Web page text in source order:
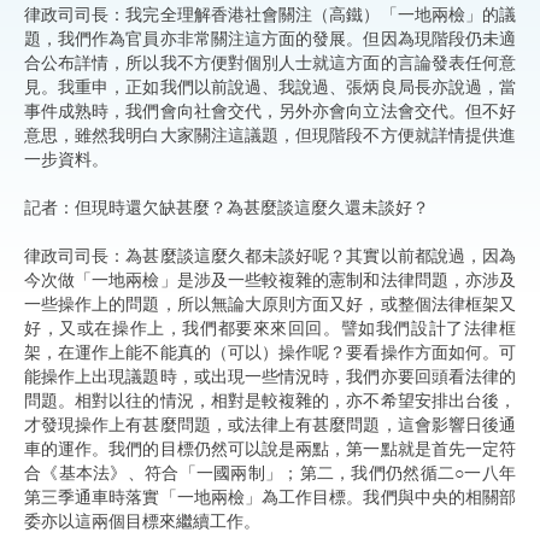
律政司司長：我完全理解香港社會關注（高鐵）「一地兩檢」的議
題，我們作為官員亦非常關注這方面的發展。但因為現階段仍未適
合公布詳情，所以我不方便對個別人士就這方面的言論發表任何意
見。我重申，正如我們以前說過、我說過、張炳良局長亦說過，當
事件成熟時，我們會向社會交代，另外亦會向立法會交代。但不好
意思，雖然我明白大家關注這議題，但現階段不方便就詳情提供進
一步資料。
記者：但現時還欠缺甚麼？為甚麼談這麼久還未談好？
律政司司長：為甚麼談這麼久都未談好呢？其實以前都說過，因為
今次做「一地兩檢」是涉及一些較複雜的憲制和法律問題，亦涉及
一些操作上的問題，所以無論大原則方面又好，或整個法律框架又
好，又或在操作上，我們都要來來回回。譬如我們設計了法律框
架，在運作上能不能真的（可以）操作呢？要看操作方面如何。可
能操作上出現議題時，或出現一些情況時，我們亦要回頭看法律的
問題。相對以往的情況，相對是較複雜的，亦不希望安排出台後，
才發現操作上有甚麼問題，或法律上有甚麼問題，這會影響日後通
車的運作。我們的目標仍然可以說是兩點，第一點就是首先一定符
合《基本法》、符合「一國兩制」；第二，我們仍然循二○一八年
第三季通車時落實「一地兩檢」為工作目標。我們與中央的相關部
委亦以這兩個目標來繼續工作。